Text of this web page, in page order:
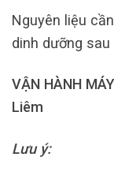
Nguyên liệu
dinh dưỡng
VẬN HÀNH
Liêm
Lưu ý: